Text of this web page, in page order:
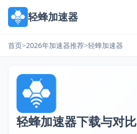
轻蜂加速器
首页>2026年加速器推荐>轻蜂加速器
轻蜂加速器下载与对比